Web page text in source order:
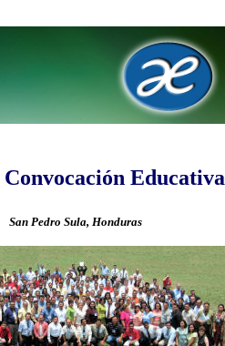
Educativa
San Pedro Sula, Honduras